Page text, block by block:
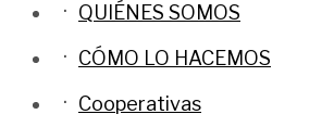
QUIÉNES SOMOS
CÓMO LO HACEMOS
Cooperativas